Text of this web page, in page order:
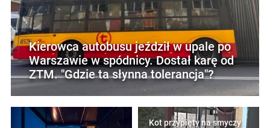
Kierowca autobusu jeździł w upale po
Warszawie w spódnicy. Dostał karę od
ZTM. "Gdzie ta słynna tolerancja"?
Kot przypięty na smyczy